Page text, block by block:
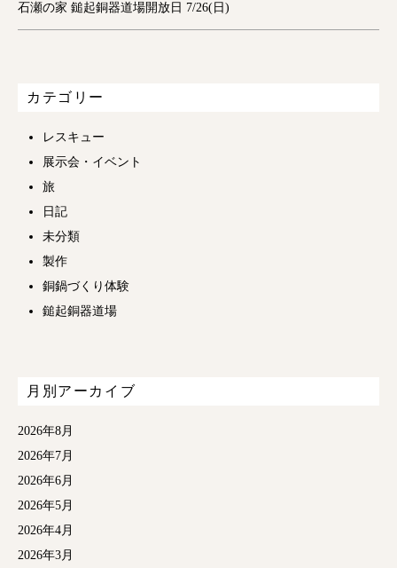
石瀬の家 鎚起銅器道場開放日 7/26(日)
カテゴリー
レスキュー
展示会・イベント
旅
日記
未分類
製作
銅鍋づくり体験
鎚起銅器道場
月別アーカイブ
2026年8月
2026年7月
2026年6月
2026年5月
2026年4月
2026年3月